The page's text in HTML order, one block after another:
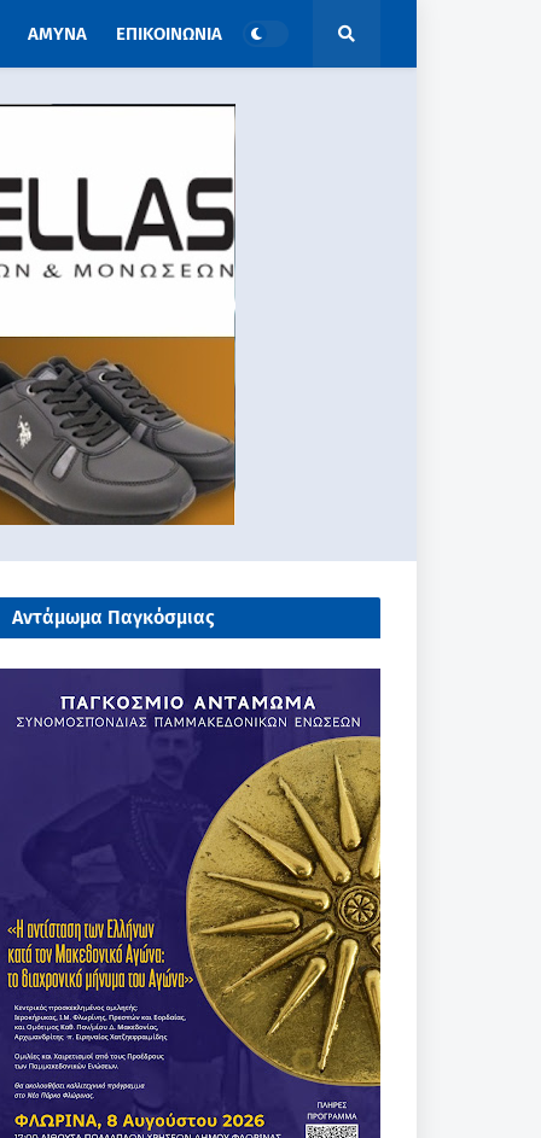
ΑΜΥΝΑ ΕΠΙΚΟΙΝΩΝΙΑ ΑΠΟΨΕΙΣ
Αντάμωμα Παγκόσμιας
Ενώσεων